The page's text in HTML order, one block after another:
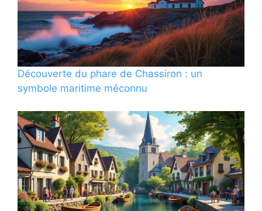
Découverte du phare de Chassiron : un
symbole maritime méconnu